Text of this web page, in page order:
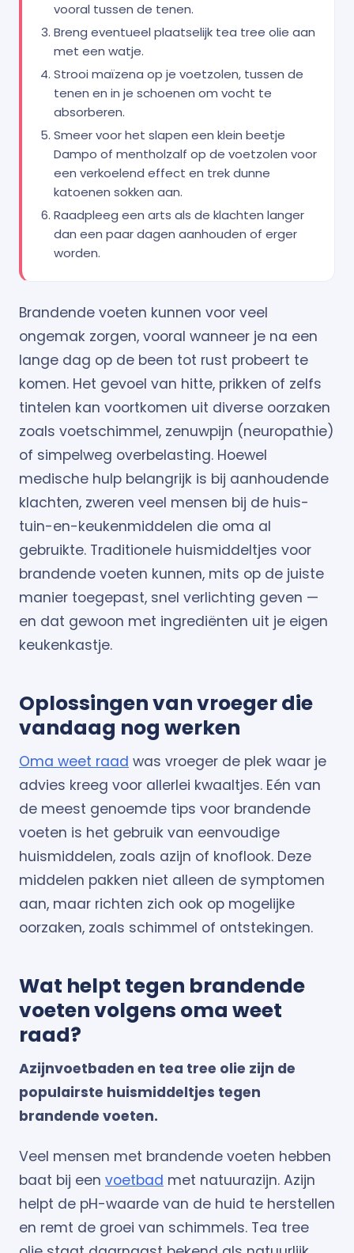
vooral tussen de tenen.
Breng eventueel plaatselijk tea tree olie aan
met een watje.
Strooi maïzena op je voetzolen, tussen de
tenen en in je schoenen om vocht te
absorberen.
Smeer voor het slapen een klein beetje
Dampo of mentholzalf op de voetzolen voor
een verkoelend effect en trek dunne
katoenen sokken aan.
Raadpleeg een arts als de klachten langer
dan een paar dagen aanhouden of erger
worden.
Brandende voeten kunnen voor veel
ongemak zorgen, vooral wanneer je na een
lange dag op de been tot rust probeert te
komen. Het gevoel van hitte, prikken of zelfs
tintelen kan voortkomen uit diverse oorzaken
zoals voetschimmel, zenuwpijn (neuropathie)
of simpelweg overbelasting. Hoewel
medische hulp belangrijk is bij aanhoudende
klachten, zweren veel mensen bij de huis-
tuin-en-keukenmiddelen die oma al
gebruikte. Traditionele huismiddeltjes voor
brandende voeten kunnen, mits op de juiste
manier toegepast, snel verlichting geven —
en dat gewoon met ingrediënten uit je eigen
keukenkastje.
Oplossingen van vroeger die
vandaag nog werken
Oma weet raad was vroeger de plek waar je
advies kreeg voor allerlei kwaaltjes. Eén van
de meest genoemde tips voor brandende
voeten is het gebruik van eenvoudige
huismiddelen, zoals azijn of knoflook. Deze
middelen pakken niet alleen de symptomen
aan, maar richten zich ook op mogelijke
oorzaken, zoals schimmel of ontstekingen.
Wat helpt tegen brandende
voeten volgens oma weet
raad?
Azijnvoetbaden en tea tree olie zijn de
populairste huismiddeltjes tegen
brandende voeten.
Veel mensen met brandende voeten hebben
baat bij een voetbad met natuurazijn. Azijn
helpt de pH-waarde van de huid te herstellen
en remt de groei van schimmels. Tea tree